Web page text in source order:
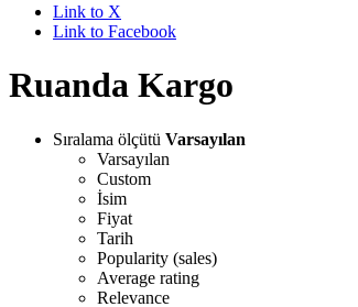
Link to X
Link to Facebook
Ruanda Kargo
Sıralama ölçütü Varsayılan
Varsayılan
Custom
İsim
Fiyat
Tarih
Popularity (sales)
Average rating
Relevance